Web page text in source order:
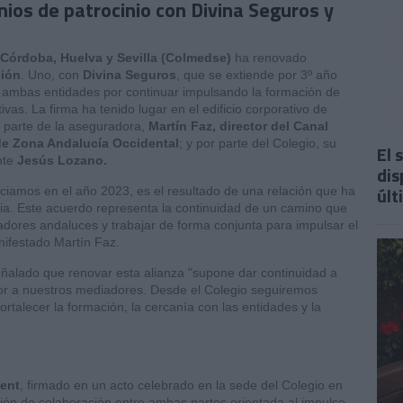
de patrocinio con Divina Seguros y
Huelva y Sevilla (Colmedse) ha renovado
. Uno, con Divina Seguros , que se extiende por 3º año
entidades por continuar impulsando la formación de
La firma ha tenido lugar en el edificio corporativo de
de la aseguradora,
Martín Faz, director del Canal
Zona Andalucía Occidental; y por parte del Colegio, su
Jesús Lozano.
en el año 2023, es el resultado de una relación que ha
Este acuerdo representa la continuidad de un camino que
andaluces y trabajar de forma conjunta para impulsar el
Martín Faz.
que renovar esta alianza "supone dar continuidad a
a nuestros mediadores. Desde el Colegio seguiremos
la formación, la cercanía con las entidades y la
, firmado en un acto celebrado en la sede del Colegio en
El